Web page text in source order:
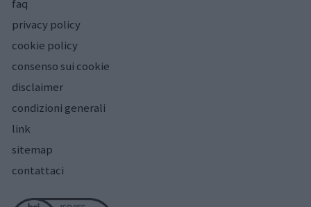
faq
privacy policy
cookie policy
consenso sui cookie
disclaimer
condizioni generali
link
sitemap
contattaci